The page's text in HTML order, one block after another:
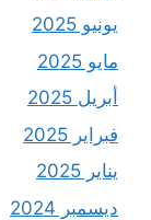
يونيو 2025
مايو 2025
أبريل 2025
فبراير 2025
يناير 2025
ديسمبر 2024